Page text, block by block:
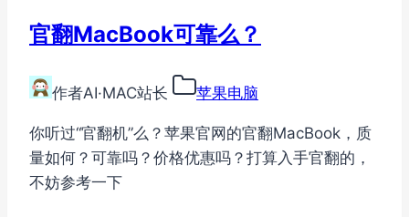
官翻MacBook可靠么？
作者AI·MAC站长 苹果电脑
你听过“官翻机”么？苹果官网的官翻MacBook，质
量如何？可靠吗？价格优惠吗？打算入手官翻的，
不妨参考一下